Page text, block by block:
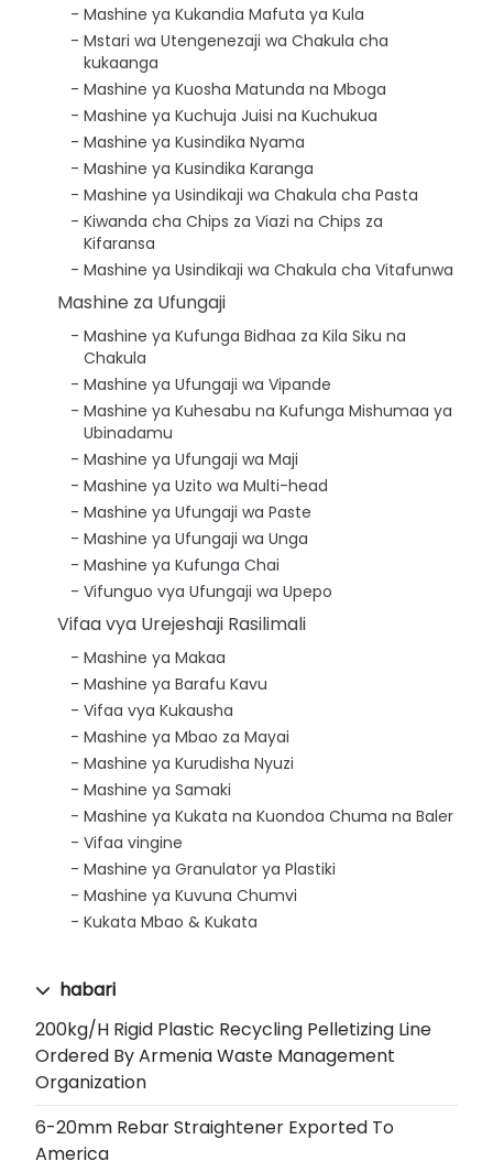
Mashine ya Kukandia Mafuta ya Kula
Mstari wa Utengenezaji wa Chakula cha
kukaanga
Mashine ya Kuosha Matunda na Mboga
Mashine ya Kuchuja Juisi na Kuchukua
Mashine ya Kusindika Nyama
Mashine ya Kusindika Karanga
Mashine ya Usindikaji wa Chakula cha Pasta
Kiwanda cha Chips za Viazi na Chips za
Kifaransa
Mashine ya Usindikaji wa Chakula cha Vitafunwa
Mashine za Ufungaji
Mashine ya Kufunga Bidhaa za Kila Siku na
Chakula
Mashine ya Ufungaji wa Vipande
Mashine ya Kuhesabu na Kufunga Mishumaa ya
Ubinadamu
Mashine ya Ufungaji wa Maji
Mashine ya Uzito wa Multi-head
Mashine ya Ufungaji wa Paste
Mashine ya Ufungaji wa Unga
Mashine ya Kufunga Chai
Vifunguo vya Ufungaji wa Upepo
Vifaa vya Urejeshaji Rasilimali
Mashine ya Makaa
Mashine ya Barafu Kavu
Vifaa vya Kukausha
Mashine ya Mbao za Mayai
Mashine ya Kurudisha Nyuzi
Mashine ya Samaki
Mashine ya Kukata na Kuondoa Chuma na Baler
Vifaa vingine
Mashine ya Granulator ya Plastiki
Mashine ya Kuvuna Chumvi
Kukata Mbao & Kukata
habari
200kg/h Rigid Plastic Recycling Pelletizing Line
Ordered By Armenia Waste Management
Organization
6-20mm Rebar Straightener Exported To
America